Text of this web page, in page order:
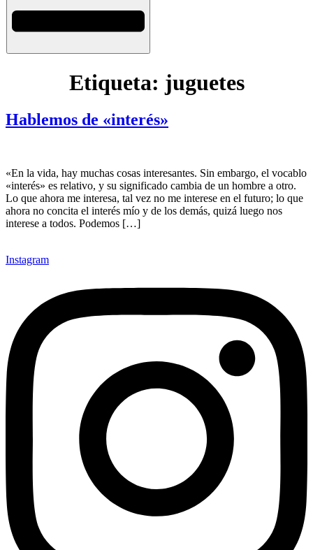
Etiqueta: juguetes
Hablemos de «interés»
«En la vida, hay muchas cosas interesantes. Sin embargo, el vocablo
«interés» es relativo, y su significado cambia de un hombre a otro.
Lo que ahora me interesa, tal vez no me interese en el futuro; lo que
ahora no concita el interés mío y de los demás, quizá luego nos
interese a todos. Podemos […]
Instagram